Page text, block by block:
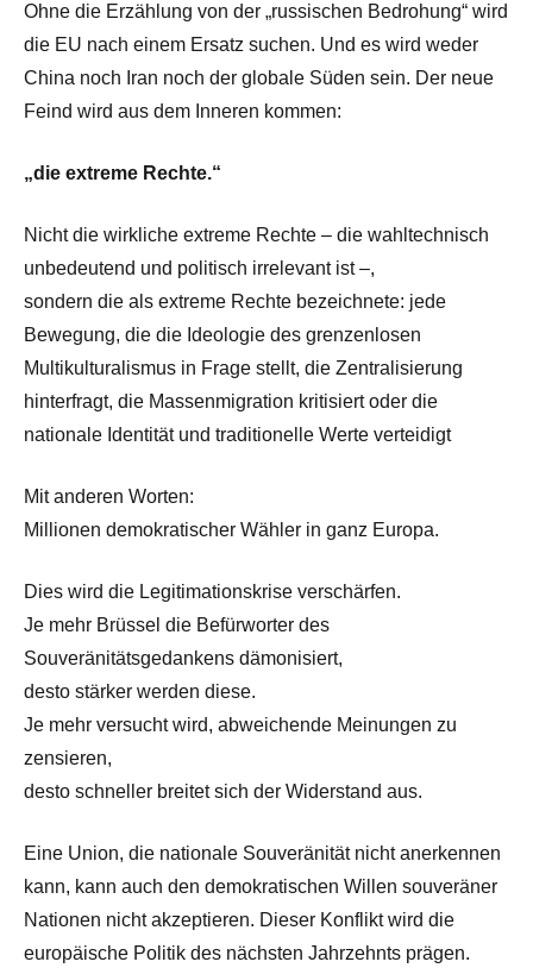
Ohne die Erzählung von der „russischen Bedrohung“ wird
die EU nach einem Ersatz suchen. Und es wird weder
China noch Iran noch der globale Süden sein. Der neue
Feind wird aus dem Inneren kommen:
„die extreme Rechte.“
Nicht die wirkliche extreme Rechte – die wahltechnisch
unbedeutend und politisch irrelevant ist –,
sondern die als extreme Rechte bezeichnete: jede
Bewegung, die die Ideologie des grenzenlosen
Multikulturalismus in Frage stellt, die Zentralisierung
hinterfragt, die Massenmigration kritisiert oder die
nationale Identität und traditionelle Werte verteidigt
Mit anderen Worten:
Millionen demokratischer Wähler in ganz Europa.
Dies wird die Legitimationskrise verschärfen.
Je mehr Brüssel die Befürworter des
Souveränitätsgedankens dämonisiert,
desto stärker werden diese.
Je mehr versucht wird, abweichende Meinungen zu
zensieren,
desto schneller breitet sich der Widerstand aus.
Eine Union, die nationale Souveränität nicht anerkennen
kann, kann auch den demokratischen Willen souveräner
Nationen nicht akzeptieren. Dieser Konflikt wird die
europäische Politik des nächsten Jahrzehnts prägen.